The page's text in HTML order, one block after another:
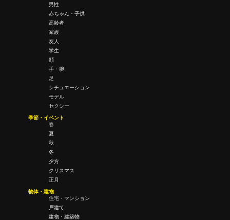
男性
赤ちゃん・子供
高齢者
家族
友人
学生
顔
手・腕
足
シチュエーション
モデル
セクシー
季節・イベント
春
夏
秋
冬
夕方
クリスマス
正月
物体・建物
住宅・マンション
戸建て
建物・建築物